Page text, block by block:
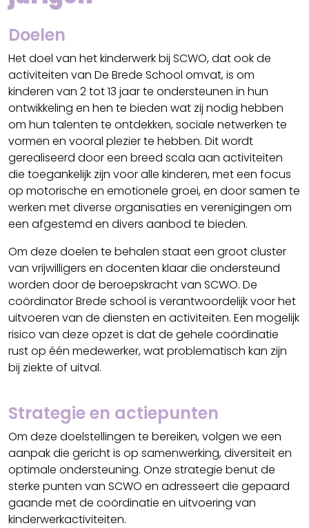
Doelen
Het doel van het kinderwerk bij SCWO, dat ook de
activiteiten van De Brede School omvat, is om
kinderen van 2 tot 13 jaar te ondersteunen in hun
ontwikkeling en hen te bieden wat zij nodig hebben
om hun talenten te ontdekken, sociale netwerken te
vormen en vooral plezier te hebben. Dit wordt
gerealiseerd door een breed scala aan activiteiten
die toegankelijk zijn voor alle kinderen, met een focus
op motorische en emotionele groei, en door samen te
werken met diverse organisaties en verenigingen om
een afgestemd en divers aanbod te bieden.
Om deze doelen te behalen staat een groot cluster
van vrijwilligers en docenten klaar die ondersteund
worden door de beroepskracht van SCWO. De
coördinator Brede school is verantwoordelijk voor het
uitvoeren van de diensten en activiteiten. Een mogelijk
risico van deze opzet is dat de gehele coördinatie
rust op één medewerker, wat problematisch kan zijn
bij ziekte of uitval.
Strategie en actiepunten
Om deze doelstellingen te bereiken, volgen we een
aanpak die gericht is op samenwerking, diversiteit en
optimale ondersteuning. Onze strategie benut de
sterke punten van SCWO en adresseert die gepaard
gaande met de coördinatie en uitvoering van
kinderwerkactiviteiten.